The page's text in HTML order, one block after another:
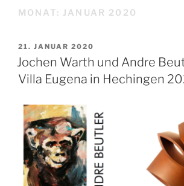
MONAT: JANUAR 2020
VERÖFFENTLICHT
AM
21. JANUAR 2020
Jochen Warth und Andre
Villa Eugena in Hechingen